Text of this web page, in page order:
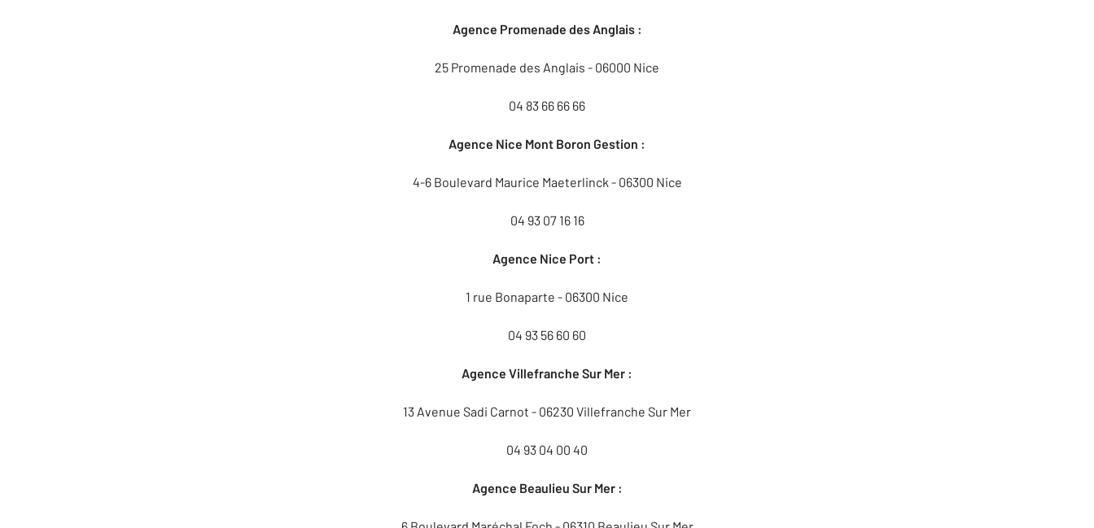
Agence Promenade des Anglais :
25 Promenade des Anglais - 06000 Nice
04 83 66 66 66
Agence Nice Mont Boron Gestion :
4-6 Boulevard Maurice Maeterlinck - 06300 Nice
04 93 07 16 16
Agence Nice Port :
1 rue Bonaparte - 06300 Nice
04 93 56 60 60
Agence Villefranche Sur Mer :
13 Avenue Sadi Carnot - 06230 Villefranche Sur Mer
04 93 04 00 40
Agence Beaulieu Sur Mer :